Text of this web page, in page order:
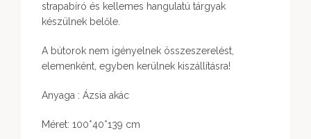
strapabíró és kellemes hangulatú tárgyak
készülnek belőle.
A bútorok nem igényelnek összeszerelést,
elemenként, egyben kerülnek kiszállításra!
Anyaga : Ázsia akác
Méret: 100*40*139 cm